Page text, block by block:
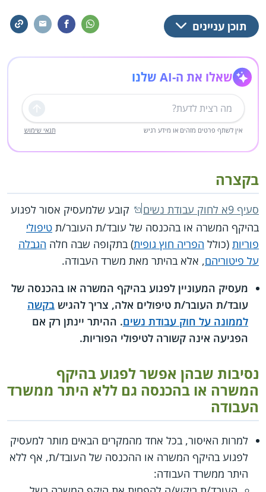
תוכן עניינים
שאלו את ה-AI שלנו
שליחה
אין לשתף פרטים מזהים או מידע רגיש תנאי שימוש
בקצרה
סעיף 9א לחוק עבודת נשים
קובע שלמעסיק אסור לפגוע
בהיקף המשרה או בהכנסה של עובד/ת העובר/ת טיפולי
פוריות (כולל הפריה חוץ גופית) בתקופה שבה חלה הגבלה
על פיטוריהם, אלא בהיתר מאת משרד העבודה.
מעסיק המעוניין לפגוע בהיקף המשרה או בהכנסה של
עובד/ת העובר/ת טיפולים אלה, צריך להגיש בקשה
לממונה על חוק עבודת נשים. ההיתר יינתן רק אם
הפגיעה אינה קשורה לטיפולי הפוריות.
נסיבות שבהן אפשר לפגוע בהיקף
המשרה או בהכנסה גם ללא היתר ממשרד
העבודה
למרות האיסור, בכל אחד מהמקרים הבאים מותר למעסיק
לפגוע בהיקף המשרה או ההכנסה של העובד/ת, אף ללא
היתר ממשרד העבודה: